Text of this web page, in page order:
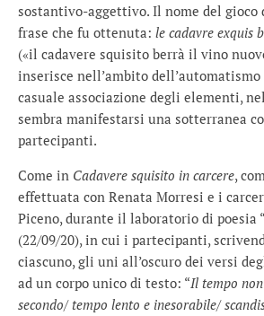
sostantivo-aggettivo. Il nome del gioco
frase che fu ottenuta: le cadavre exquis
(«il cadavere squisito berrà il vino
inserisce nell’ambito
casuale associazione degli elementi,
sembra manifestarsi una sotterranea
partecipanti.
Come in Cadavere squisito in carcere,
effettuata con Renata Morresi e i
Piceno, durante il laboratorio di poesia
(22/09/20), in cui i partecipanti,
ciascuno, gli uni all’oscuro dei versi
ad un corpo unico di testo: “Il tempo
secondo/ tempo lento e inesorabile/